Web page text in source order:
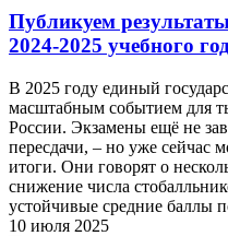
Публикуем
2024-2025 учебного
В 2025 году единый
масштабным событием для
России. Экзамены ещё не
пересдачи, – но уже сейчас
итоги. Они говорят о
снижение числа
устойчивые средние баллы
10 июля 2025